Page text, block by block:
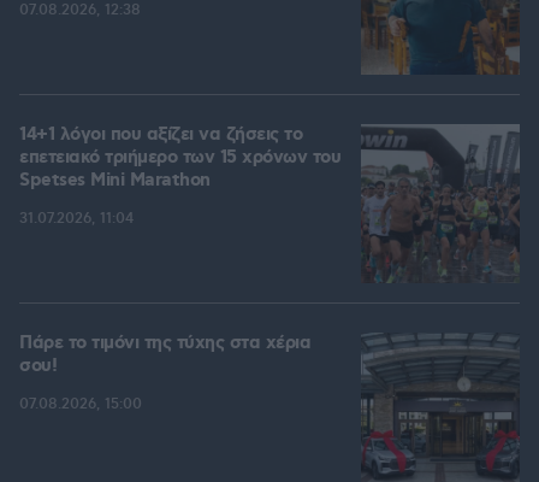
07.08.2026, 12:38
14+1 λόγοι που αξίζει να ζήσεις το
επετειακό τριήμερο των 15 χρόνων του
Spetses Mini Marathon
31.07.2026, 11:04
Πάρε το τιμόνι της τύχης στα χέρια
σου!
07.08.2026, 15:00